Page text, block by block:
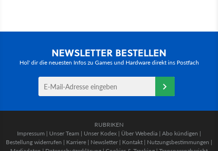
NEWSLETTER BESTELLEN
Hol' dir die neuesten Infos zu Games und Hardware direkt ins Postfach
RUBRIKEN
Impressum | Unser Team | Unser Kodex | Über Webedia | Abo kündigen |
Bestellung widerrufen | Karriere | Newsletter | Kontakt | Nutzungsbestimmungen |